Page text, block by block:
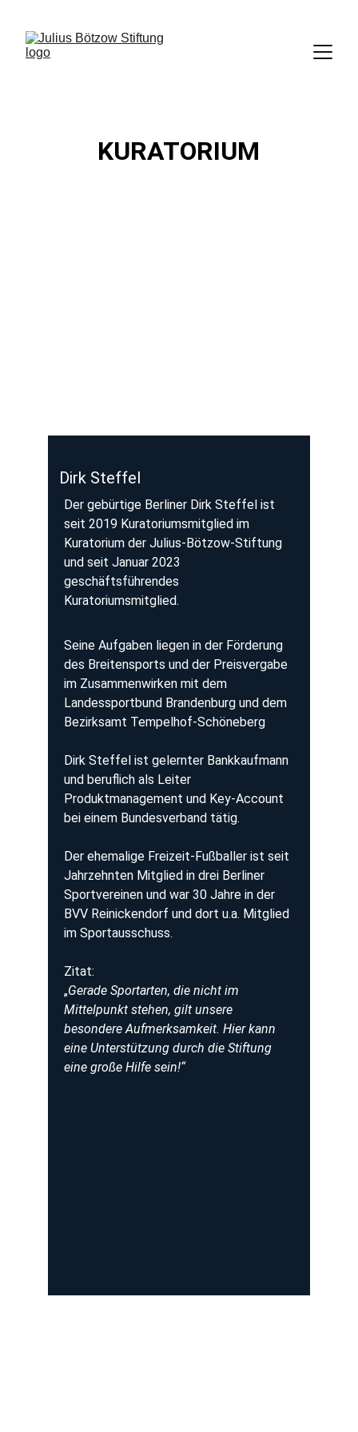
KURATORIUM
Dirk Steffel
Der gebürtige Berliner Dirk Steffel ist
seit 2019 Kuratoriumsmitglied im
Kuratorium der Julius-Bötzow-Stiftung
und seit Januar 2023
geschäftsführendes
Kuratoriumsmitglied.
Seine Aufgaben liegen in der Förderung
des Breitensports und der Preisvergabe
im Zusammenwirken mit dem
Landessportbund Brandenburg und dem
Bezirksamt Tempelhof-Schöneberg
Dirk Steffel ist gelernter Bankkaufmann
und beruflich als Leiter
Produktmanagement und Key-Account
bei einem Bundesverband tätig.
Der ehemalige Freizeit-Fußballer ist seit
Jahrzehnten Mitglied in drei Berliner
Sportvereinen und war 30 Jahre in der
BVV Reinickendorf und dort u.a. Mitglied
im Sportausschuss.
Zitat:
„Gerade Sportarten, die nicht im
Mittelpunkt stehen, gilt unsere
besondere Aufmerksamkeit. Hier kann
eine Unterstützung durch die Stiftung
eine große Hilfe sein!“